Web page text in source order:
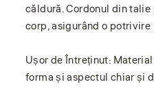
căldură. Cordonul din
corp, asigurând o
Ușor de Întreținut:
forma și aspectul chiar și